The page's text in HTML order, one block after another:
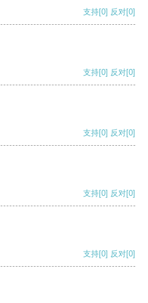
支持[0] 反对[0]
支持[0] 反对[0]
支持[0] 反对[0]
支持[0] 反对[0]
支持[0] 反对[0]